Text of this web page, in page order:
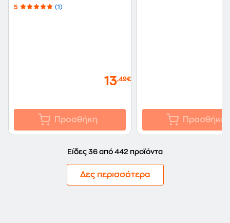
5 (1)
13,49€
Προσθήκη Προσθήκη
Είδες 36 από 442 προϊόντα
Δες περισσότερα